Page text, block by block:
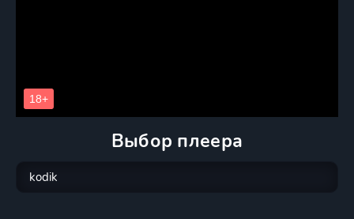
Выбор плеера